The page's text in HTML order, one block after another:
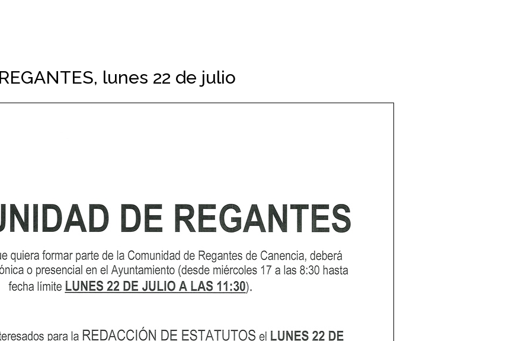
lunes 22 de julio